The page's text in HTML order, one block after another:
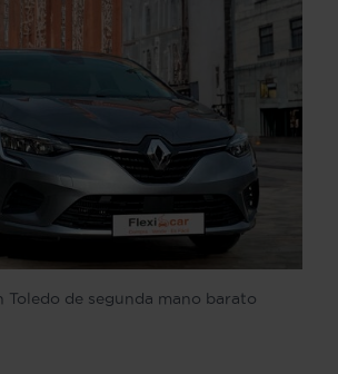
Toledo de segunda mano barato